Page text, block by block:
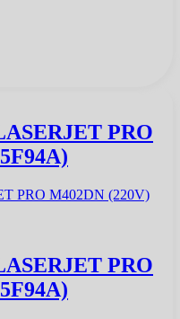
PRO
PRO